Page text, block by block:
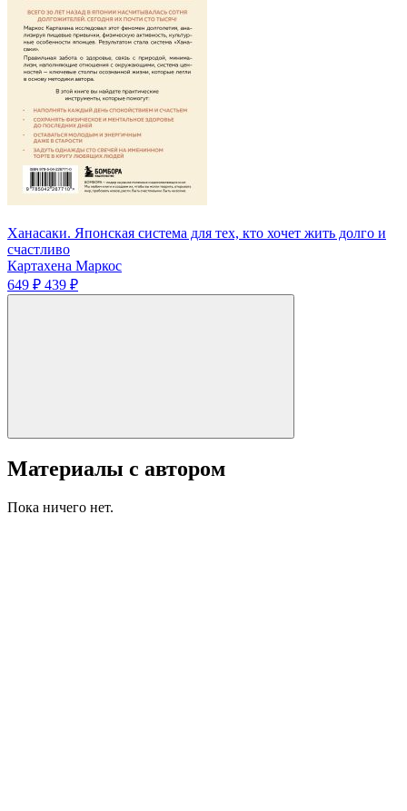
Ханасаки. Японская система для тех, кто хочет жить долго и
счастливо
Картахена Маркос
649 ₽ 439 ₽
Материалы с автором
Пока ничего нет.